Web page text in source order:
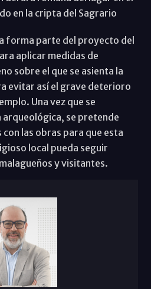
en la cripta del Sagrario
forma parte del proyecto del
aplicar medidas de
sobre el que se asienta la
evitar así el grave deterioro
Una vez que se
se pretende
las obras para que esta
local pueda seguir
y visitantes.